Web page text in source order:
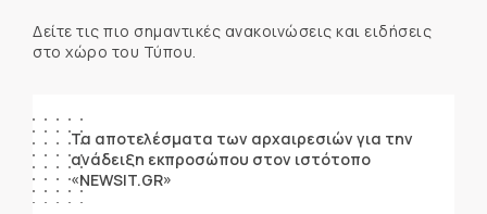
Δείτε τις πιο σημαντικές ανακοινώσεις και ειδήσεις
στο χώρο του Τύπου.
Τα αποτελέσματα των αρχαιρεσιών για την
ανάδειξη εκπροσώπου στον ιστότοπο
«NEWSIT.GR»